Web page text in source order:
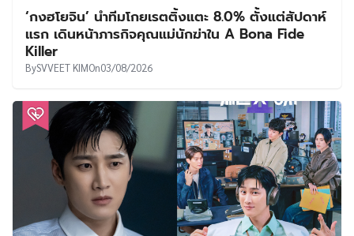
‘กงฮโยจิน’ นำทีมโกยเรตติ้งแตะ 8.0% ตั้งแต่สัปดาห์
แรก เดินหน้าภารกิจคุณแม่นักฆ่าใน A Bona Fide
Killer
BySVVEET KIMOn03/08/2026